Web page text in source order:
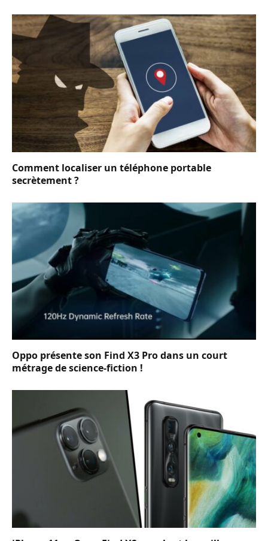
Comment localiser un téléphone portable
secrètement ?
Oppo présente son Find X3 Pro dans un court
métrage de science-fiction !